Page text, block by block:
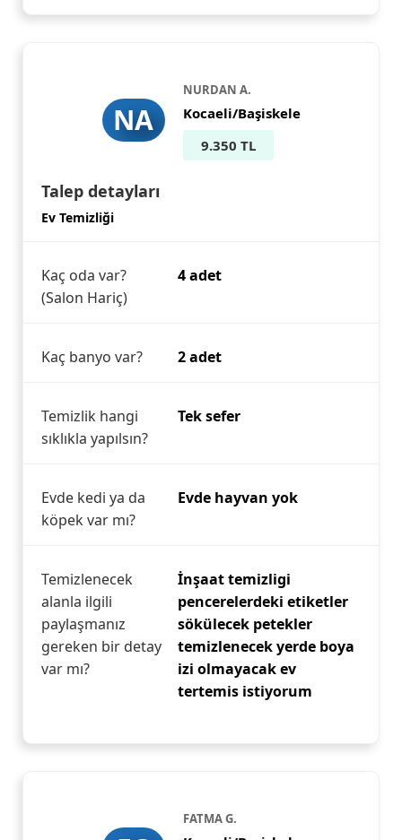
NA
NURDAN A.
Kocaeli/Başiskele
9.350 TL
Talep detayları
Ev Temizliği
Kaç oda var?
(Salon Hariç)
4 adet
Kaç banyo var? 2 adet
Temizlik hangi
sıklıkla yapılsın?
Tek sefer
Evde kedi ya da
köpek var mı?
Evde hayvan yok
Temizlenecek
alanla ilgili
paylaşmanız
gereken bir detay
var mı?
İnşaat temizligi
pencerelerdeki etiketler
sökülecek petekler
temizlenecek yerde boya
izi olmayacak ev
tertemis istiyorum
FATMA G.